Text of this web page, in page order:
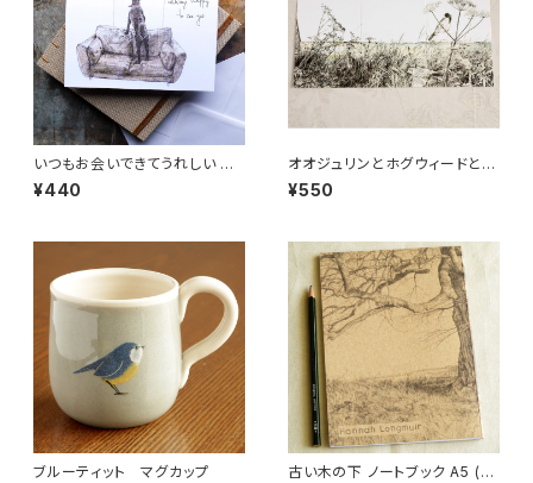
いつもお会いできてうれしい 犬
のウェルカム 犬 グリーティン
グカード (メール便可)
¥440
オオジュリンとホグウィードとワ
イルドフラワー 夏 カード (メ
ール便可)
¥550
ブルーティット マグカップ
古い木の下 ノートブック A5 (メ